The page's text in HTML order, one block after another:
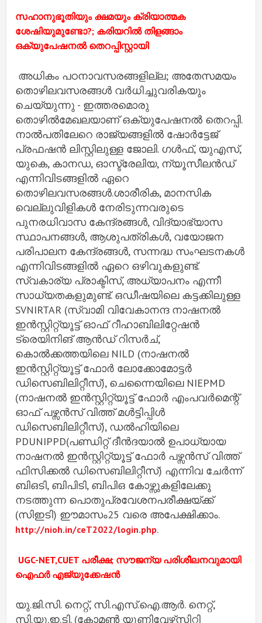
സഹാനുഭൂതിയും ക്ഷമയും ക്രിയാത്മക
ശേഷിയുമുണ്ടോ?; കരിയറിൽ തിളങ്ങാം
ഒക്യുപേഷനൽ തെറപ്പിസ്റ്റായി
അധികം പഠനാവസരങ്ങളില്ല; അതേസമയം
തൊഴിലവസരങ്ങൾ വർധിച്ചുവരികയും
ചെയ്യുന്നു - ഇത്തരമൊരു
തൊഴിൽമേഖലയാണ് ഒക്യുപേഷനൽ തെറപ്പി.
നാൽപതിലേറെ രാജ്യങ്ങളിൽ ഷോർട്ടേജ്
പ്രഫഷൻ ലിസ്റ്റിലുള്ള ജോലി. ഗൾഫ്, യുഎസ്,
യുകെ, കാനഡ, ഓസ്ട്രേലിയ, ന്യൂസീലൻഡ്
എന്നിവിടങ്ങളിൽ ഏറെ
തൊഴിലവസരങ്ങൾ.ശാരീരിക, മാനസിക
വെല്ലുവിളികൾ നേരിടുന്നവരുടെ
പുനരധിവാസ കേന്ദ്രങ്ങൾ, വിദ്യാഭ്യാസ
സ്ഥാപനങ്ങൾ, ആശുപത്രികൾ, വയോജന
പരിപാലന കേന്ദ്രങ്ങൾ, സന്നദ്ധ സംഘടനകൾ
എന്നിവിടങ്ങളിൽ ഏറെ ഒഴിവുകളുണ്ട്.
സ്വകാര്യ പ്രാക്ടിസ്, അധ്യാപനം എന്നീ
സാധ്യതകളുമുണ്ട്. ഒഡീഷയിലെ കട്ടക്കിലുള്ള
SVNIRTAR (സ്വാമി വിവേകാനന്ദ നാഷനൽ
ഇൻസ്റ്റിറ്റ്യൂട്ട് ഓഫ് റീഹാബിലിറ്റേഷൻ
ട്രെയിനിങ് ആൻഡ് റിസർച്,
കൊൽക്കത്തയിലെ NILD (നാഷനൽ
ഇൻസ്റ്റിറ്റ്യൂട്ട് ഫോർ ലോക്കോമോട്ടർ
ഡിസെബിലിറ്റീസ്), ചെന്നൈയിലെ NIEPMD
(നാഷനൽ ഇൻസ്റ്റിറ്റ്യൂട്ട് ഫോർ എംപവർമെന്റ്
ഓഫ് പഴ്സൻസ് വിത്ത് മൾട്ടിപ്പിൾ
ഡിസെബിലിറ്റീസ്), ഡൽഹിയിലെ
PDUNIPPD(പണ്ഡിറ്റ് ദീൻദയാൽ ഉപാധ്യായ
നാഷനൽ ഇൻസ്റ്റിറ്റ്യൂട്ട് ഫോർ പഴ്സൻസ് വിത്ത്
ഫിസിക്കൽ ഡിസെബിലിറ്റീസ്) എന്നിവ ചേർന്ന്
ബിഒടി, ബിപിടി, ബിപിഒ കോഴ്സുകളിലേക്കു
നടത്തുന്ന പൊതുപ്രവേശനപരീക്ഷയ്ക്ക്
(സിഇടി) ഈമാസം25 വരെ അപേക്ഷിക്കാം.
http://nioh.in/ceT2022/login.php.
UGC-NET,CUET പരീക്ഷ; സൗജന്യ പരിശീലനവുമായി
ഐഫര്‍ എജ്യുക്കേഷന്‍
യു.ജി.സി. നെറ്റ്, സി.എസ്.ഐ.ആര്‍. നെറ്റ്,
സി.യു.ഇ.ടി. (കോമണ്‍ യൂണിവേഴ്‌സിറ്റി